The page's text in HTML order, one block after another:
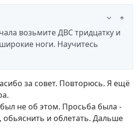
возьмите ДВС тридцатку и
ноги. Научитесь
за совет. Повторюсь. Я ещё
не об этом. Просьба была -
и облетать. Дальше